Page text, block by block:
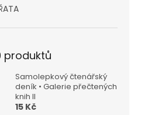
produktů
Samolepkový čtenářský
deník • Galerie přečtených
knih II
15 Kč